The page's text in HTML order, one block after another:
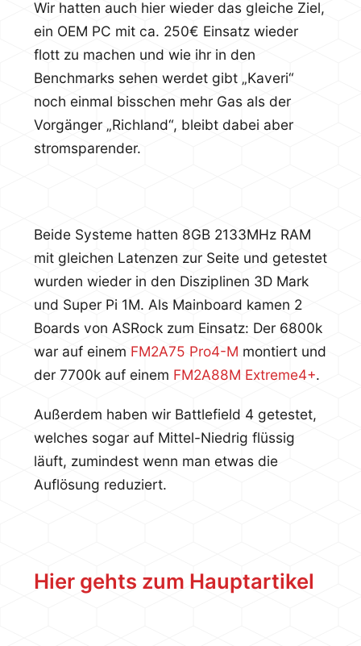
Wir hatten auch hier wieder das gleiche Ziel,
ein OEM PC mit ca. 250€ Einsatz wieder
flott zu machen und wie ihr in den
Benchmarks sehen werdet gibt „Kaveri“
noch einmal bisschen mehr Gas als der
Vorgänger „Richland“, bleibt dabei aber
stromsparender.
Beide Systeme hatten 8GB 2133MHz RAM
mit gleichen Latenzen zur Seite und getestet
wurden wieder in den Disziplinen 3D Mark
und Super Pi 1M. Als Mainboard kamen 2
Boards von ASRock zum Einsatz: Der 6800k
war auf einem FM2A75 Pro4-M montiert und
der 7700k auf einem FM2A88M Extreme4+.
Außerdem haben wir Battlefield 4 getestet,
welches sogar auf Mittel-Niedrig flüssig
läuft, zumindest wenn man etwas die
Auflösung reduziert.
Hier gehts zum Hauptartikel